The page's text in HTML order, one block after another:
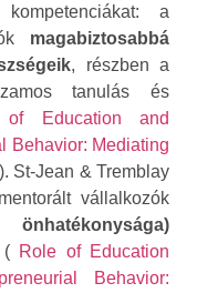
a
magabiztosabbá
, részben a
tanulás és
Education and
Behavior: Mediating
). St-Jean & Tremblay
vállalkozók
( Role of Education
Behavior: